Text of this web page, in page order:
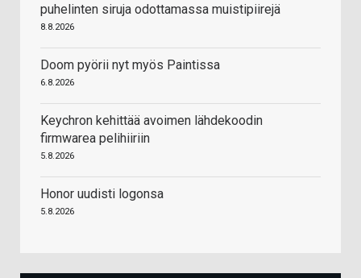
puhelinten siruja odottamassa muistipiirejä
8.8.2026
Doom pyörii nyt myös Paintissa
6.8.2026
Keychron kehittää avoimen lähdekoodin
firmwarea pelihiiriin
5.8.2026
Honor uudisti logonsa
5.8.2026